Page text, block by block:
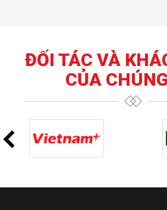
ĐỐI TÁC VÀ
CỦA